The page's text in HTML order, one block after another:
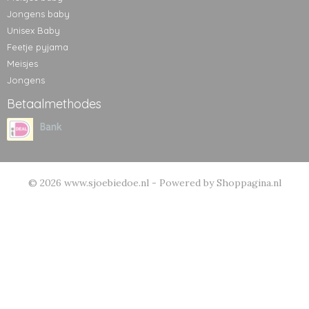
Jongens baby
Unisex Baby
Feetje pyjama
Meisjes
Jongens
Betaalmethodes
© 2026 www.sjoebiedoe.nl - Powered by Shoppagina.nl